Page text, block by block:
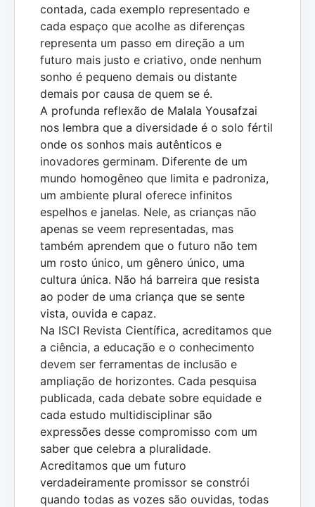
contada, cada exemplo representado e
cada espaço que acolhe as diferenças
representa um passo em direção a um
futuro mais justo e criativo, onde nenhum
sonho é pequeno demais ou distante
demais por causa de quem se é.
A profunda reflexão de Malala Yousafzai
nos lembra que a diversidade é o solo fértil
onde os sonhos mais autênticos e
inovadores germinam. Diferente de um
mundo homogêneo que limita e padroniza,
um ambiente plural oferece infinitos
espelhos e janelas. Nele, as crianças não
apenas se veem representadas, mas
também aprendem que o futuro não tem
um rosto único, um gênero único, uma
cultura única. Não há barreira que resista
ao poder de uma criança que se sente
vista, ouvida e capaz.
Na ISCI Revista Científica, acreditamos que
a ciência, a educação e o conhecimento
devem ser ferramentas de inclusão e
ampliação de horizontes. Cada pesquisa
publicada, cada debate sobre equidade e
cada estudo multidisciplinar são
expressões desse compromisso com um
saber que celebra a pluralidade.
Acreditamos que um futuro
verdadeiramente promissor se constrói
quando todas as vozes são ouvidas, todas